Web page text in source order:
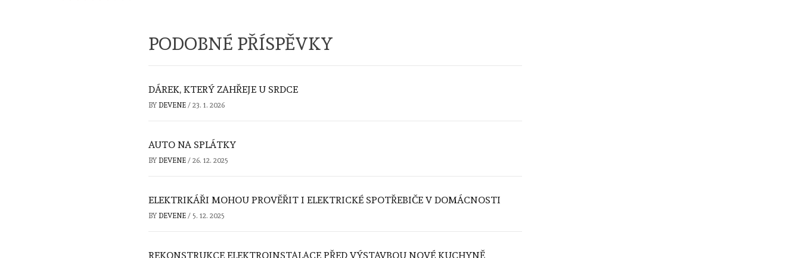
PODOBNÉ PŘÍSPĚVKY
DÁREK, KTERÝ ZAHŘEJE U SRDCE
BY DEVENE / 23. 1. 2026
AUTO NA SPLÁTKY
BY DEVENE / 26. 12. 2025
ELEKTRIKÁŘI MOHOU PROVĚŘIT I ELEKTRICKÉ SPOTŘEBIČE V DOMÁCNOSTI
BY DEVENE / 5. 12. 2025
REKONSTRUKCE ELEKTROINSTALACE PŘED VÝSTAVBOU NOVÉ KUCHYNĚ